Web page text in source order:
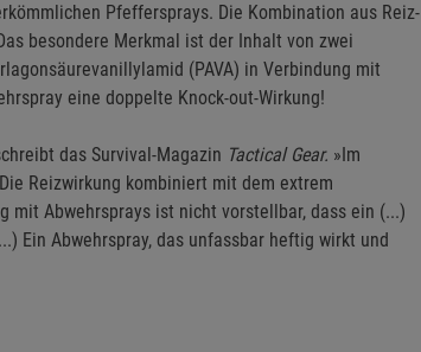
Pfeffersprays. Die Kombination aus Reiz-
besondere Merkmal ist der Inhalt von zwei
(PAVA) in Verbindung mit
eine doppelte Knock-out-Wirkung!
das Survival-Magazin Tactical Gear. »Im
Reizwirkung kombiniert mit dem extrem
mit Abwehrsprays ist nicht vorstellbar, dass ein (...)
Ein Abwehrspray, das unfassbar heftig wirkt und